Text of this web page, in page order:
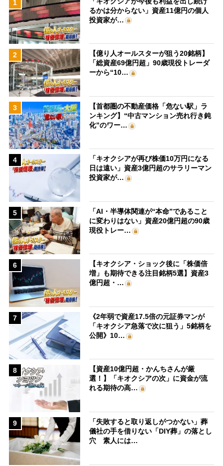
1
るかは分からない」資産11億円の個人
投資家が…
2
【億り人オールスターが狙う20銘柄】
「総資産69億円超」90歳現役トレーダ
ーから“10…
3
【首都圏の不動産価格「危ない駅」ラ
ンキング】“中古マンション売れ行き鈍
化”のワー…
4
「キオクシアが再び株価10万円になる
日は遠い」資産3億円超のサラリーマン
投資家が…
5
「AI・半導体関連が“本命”であること
に変わりはない」資産20億円超の90歳
現役トレー…
6
【キオクシア・ショック後に「株価倍
増」も期待できる注目銘柄5選】資産3
億円超・…
7
《2年弱で資産17.5倍の元証券マンが
「キオクシア急落で次に狙う」5銘柄を
公開》10…
8
【資産10億円超・かんちさんが厳
選！】「キオクシアの次」に資金が流
れる期待の高…
9
「失敗すると取り返しがつかない」葬
儀社の手を借りない「DIY葬」の落とし
穴 素人には…